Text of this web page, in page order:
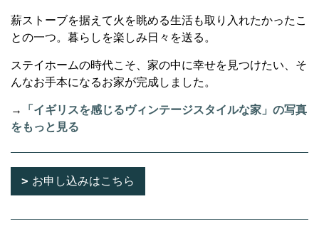
薪ストーブを据えて火を眺める生活も取り入れたかったこ
との一つ。暮らしを楽しみ日々を送る。
ステイホームの時代こそ、家の中に幸せを見つけたい、そ
んなお手本になるお家が完成しました。
→
「イギリスを感じるヴィンテージスタイルな家」の写真
をもっと見る
お申し込みはこちら